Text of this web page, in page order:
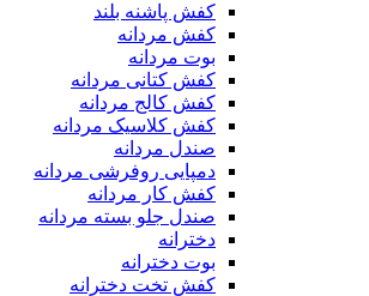
کفش پاشنه بلند
کفش مردانه
بوت مردانه
کفش کتانی مردانه
کفش کالج مردانه
کفش کلاسیک مردانه
صندل مردانه
دمپایی روفرشی مردانه
کفش کار مردانه
صندل جلو بسته مردانه
دخترانه
بوت دخترانه
کفش تخت دخترانه